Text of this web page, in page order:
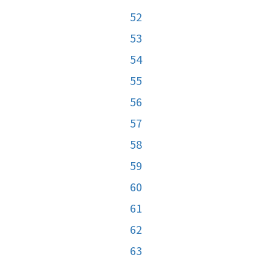
52
53
54
55
56
57
58
59
60
61
62
63